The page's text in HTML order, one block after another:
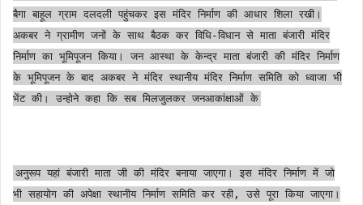
बैगा बाहूल ग्राम दलदली पहुंचकर इस मंदिर निर्माण की आधार शिला रखी।
अकबर ने ग्रामीण जनों के साथ बैठक कर विधि-विधान से माता बंजारी मंदिर
निर्माण का भूमिपूजन किया। जन आस्था के केन्द्र माता बंजारी की मंदिर निर्माण
के भूमिपूजन के बाद अकबर ने मंदिर स्थानीय मंदिर निर्माण समिति को ध्वाजा भी
भेंट की। उन्होने कहा कि सब मिलजुलकर जनआकांक्षाओं के
अनुरूप यहां बंजारी माता जी की मंदिर बनाया जाएगा। इस मंदिर निर्माण में जो
भी सहायोग की अपेक्षा स्थानीय निर्माण समिति कर रही, उसे पूरा किया जाएगा।